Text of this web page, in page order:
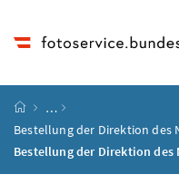
Startseite
…
Bestellung der Direktion des
Bestellung der Direktion des